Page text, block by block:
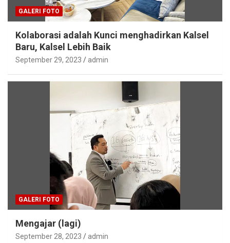
GALERI FOTO
Kolaborasi adalah Kunci menghadirkan Kalsel
Baru, Kalsel Lebih Baik
September 29, 2023 admin
GALERI FOTO
Mengajar (lagi)
September 28, 2023 admin